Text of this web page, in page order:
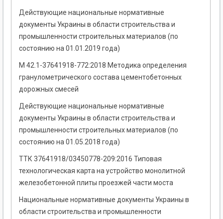
Действующие национальные нормативные
документы Украины в области строительства и
промышленности строительных материалов (по
состоянию на 01.01.2019 года)
М 42.1-37641918-772:2018 Методика определения
гранулометрического состава цементобетонных
дорожных смесей
Действующие национальные нормативные
документы Украины в области строительства и
промышленности строительных материалов (по
состоянию на 01.05.2018 года)
ТТК 37641918/03450778-209:2016 Типовая
технологическая карта на устройство монолитной
железобетонной плиты проезжей части моста
Национальные нормативные документы Украины в
области строительства и промышленности